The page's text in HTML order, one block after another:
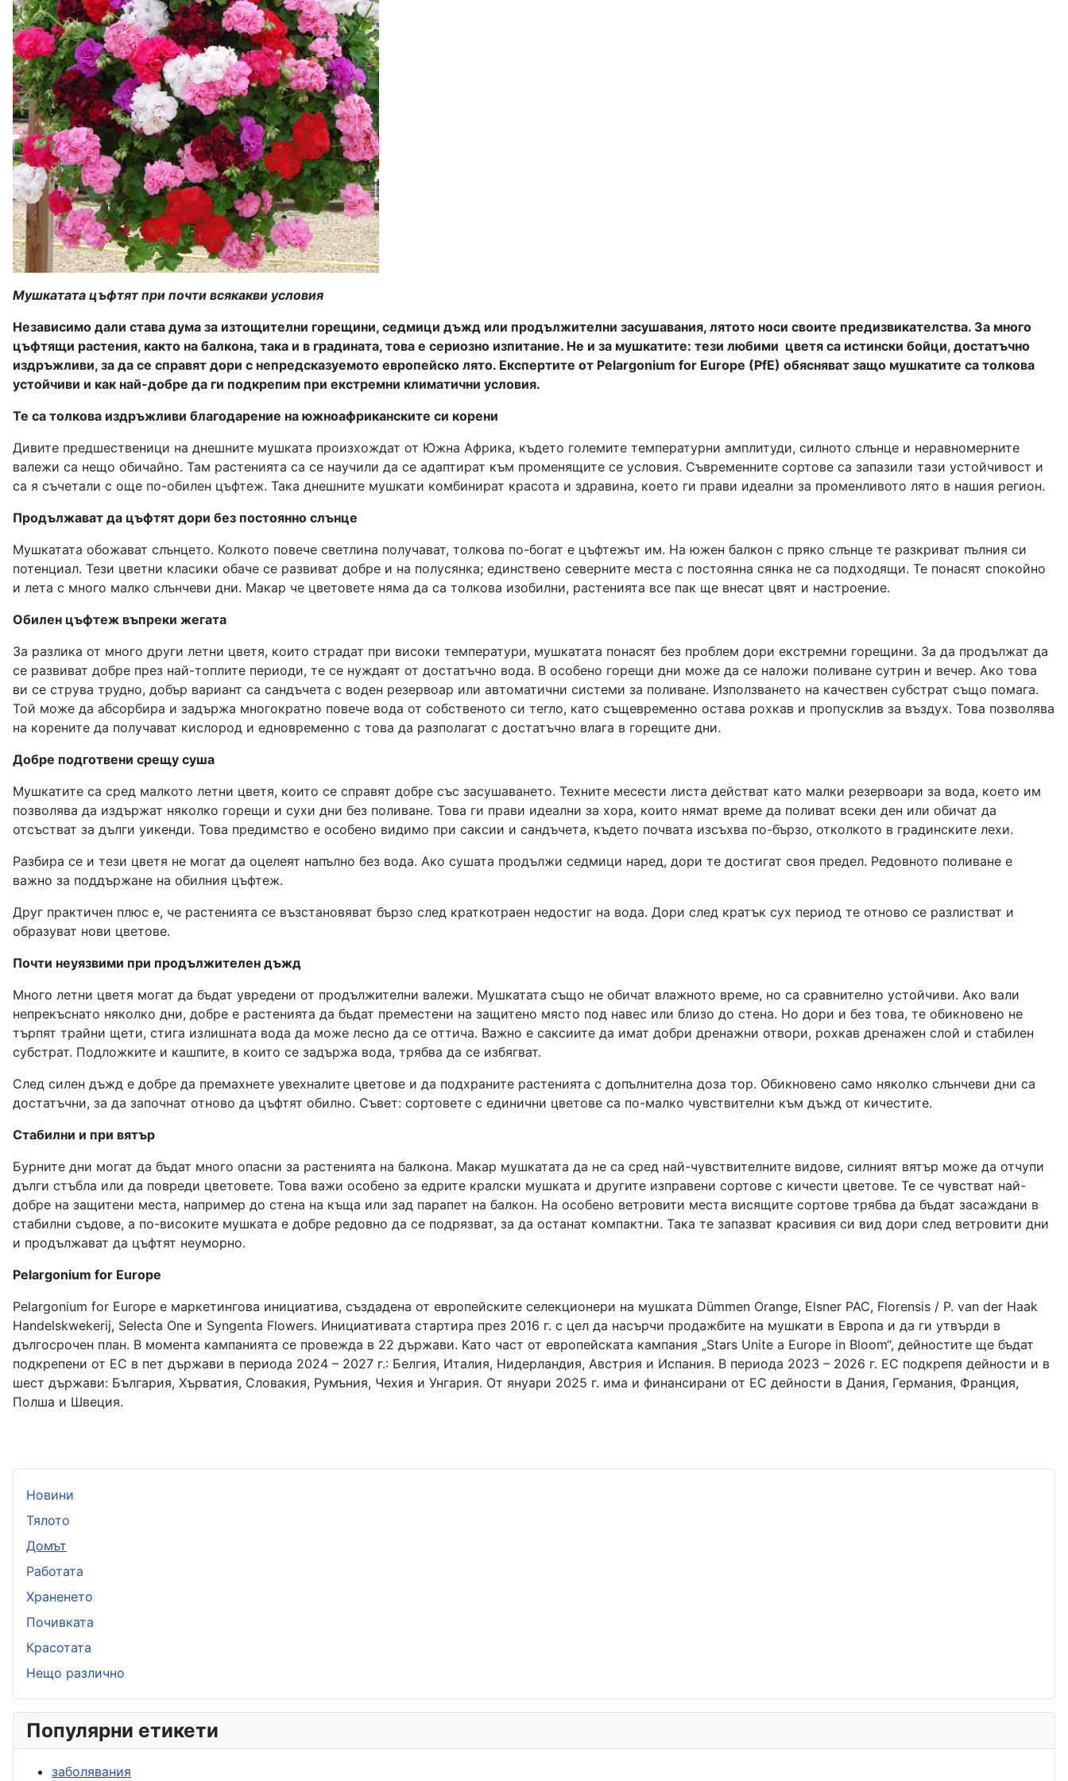
Мушкатата цъфтят при почти всякакви условия
Независимо дали става дума за изтощителни горещини, седмици дъжд или продължителни засушавания, лятото носи своите предизвикателства. За много
цъфтящи растения, както на балкона, така и в градината, това е сериозно изпитание. Не и за мушкатите: тези любими цветя са истински бойци, достатъчно
издръжливи, за да се справят дори с непредсказуемото европейско лято. Експертите от Pelargonium for Europe (PfE) обясняват защо мушкатите са толкова
устойчиви и как най-добре да ги подкрепим при екстремни климатични условия.
Те са толкова издръжливи благодарение на южноафриканските си корени
Дивите предшественици на днешните мушката произхождат от Южна Африка, където големите температурни амплитуди, силното слънце и неравномерните
валежи са нещо обичайно. Там растенията са се научили да се адаптират към променящите се условия. Съвременните сортове са запазили тази устойчивост и
са я съчетали с още по-обилен цъфтеж. Така днешните мушкати комбинират красота и здравина, което ги прави идеални за променливото лято в нашия регион.
Продължават да цъфтят дори без постоянно слънце
Мушкатата обожават слънцето. Колкото повече светлина получават, толкова по-богат е цъфтежът им. На южен балкон с пряко слънце те разкриват пълния си
потенциал. Тези цветни класики обаче се развиват добре и на полусянка; единствено северните места с постоянна сянка не са подходящи. Те понасят спокойно
и лета с много малко слънчеви дни. Макар че цветовете няма да са толкова изобилни, растенията все пак ще внесат цвят и настроение.
Обилен цъфтеж въпреки жегата
За разлика от много други летни цветя, които страдат при високи температури, мушкатата понасят без проблем дори екстремни горещини. За да продължат да
се развиват добре през най-топлите периоди, те се нуждаят от достатъчно вода. В особено горещи дни може да се наложи поливане сутрин и вечер. Ако това
ви се струва трудно, добър вариант са сандъчета с воден резервоар или автоматични системи за поливане. Използването на качествен субстрат също помага.
Той може да абсорбира и задържа многократно повече вода от собственото си тегло, като същевременно остава рохкав и пропусклив за въздух. Това позволява
на корените да получават кислород и едновременно с това да разполагат с достатъчно влага в горещите дни.
Добре подготвени срещу суша
Мушкатите са сред малкото летни цветя, които се справят добре със засушаването. Техните месести листа действат като малки резервоари за вода, което им
позволява да издържат няколко горещи и сухи дни без поливане. Това ги прави идеални за хора, които нямат време да поливат всеки ден или обичат да
отсъстват за дълги уикенди. Това предимство е особено видимо при саксии и сандъчета, където почвата изсъхва по-бързо, отколкото в градинските лехи.
Разбира се и тези цветя не могат да оцелеят напълно без вода. Ако сушата продължи седмици наред, дори те достигат своя предел. Редовното поливане е
важно за поддържане на обилния цъфтеж.
Друг практичен плюс е, че растенията се възстановяват бързо след краткотраен недостиг на вода. Дори след кратък сух период те отново се разлистват и
образуват нови цветове.
Почти неуязвими при продължителен дъжд
Много летни цветя могат да бъдат увредени от продължителни валежи. Мушкатата също не обичат влажното време, но са сравнително устойчиви. Ако вали
непрекъснато няколко дни, добре е растенията да бъдат преместени на защитено място под навес или близо до стена. Но дори и без това, те обикновено не
търпят трайни щети, стига излишната вода да може лесно да се оттича. Важно е саксиите да имат добри дренажни отвори, рохкав дренажен слой и стабилен
субстрат. Подложките и кашпите, в които се задържа вода, трябва да се избягват.
След силен дъжд е добре да премахнете увехналите цветове и да подхраните растенията с допълнителна доза тор. Обикновено само няколко слънчеви дни са
достатъчни, за да започнат отново да цъфтят обилно. Съвет: сортовете с единични цветове са по-малко чувствителни към дъжд от кичестите.
Стабилни и при вятър
Бурните дни могат да бъдат много опасни за растенията на балкона. Макар мушкатата да не са сред най-чувствителните видове, силният вятър може да отчупи
дълги стъбла или да повреди цветовете. Това важи особено за едрите кралски мушката и другите изправени сортове с кичести цветове. Те се чувстват най-
добре на защитени места, например до стена на къща или зад парапет на балкон. На особено ветровити места висящите сортове трябва да бъдат засаждани в
стабилни съдове, а по-високите мушката е добре редовно да се подрязват, за да останат компактни. Така те запазват красивия си вид дори след ветровити дни
и продължават да цъфтят неуморно.
Pelargonium for Europe
Pelargonium for Europe е маркетингова инициатива, създадена от европейските селекционери на мушката Dümmen Orange, Elsner PAC, Florensis / P. van der Haak
Handelskwekerij, Selecta One и Syngenta Flowers. Инициативата стартира през 2016 г. с цел да насърчи продажбите на мушкати в Европа и да ги утвърди в
дългосрочен план. В момента кампанията се провежда в 22 държави. Като част от европейската кампания „Stars Unite a Europe in Bloom“, дейностите ще бъдат
подкрепени от ЕС в пет държави в периода 2024 – 2027 г.: Белгия, Италия, Нидерландия, Австрия и Испания. В периода 2023 – 2026 г. ЕС подкрепя дейности и в
шест държави: България, Хърватия, Словакия, Румъния, Чехия и Унгария. От януари 2025 г. има и финансирани от ЕС дейности в Дания, Германия, Франция,
Полша и Швеция.
Новини
Тялото
Домът
Работата
Храненето
Почивката
Красотата
Нещо различно
Популярни етикети
заболявания